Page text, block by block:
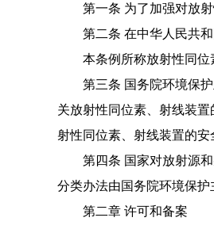
第一条 为了加强对放
第二条 在中华人民共
本条例所称放射性同位
第三条 国务院环境保
关放射性同位素、射线装置
射性同位素、射线装置的
第四条 国家对放射源
分类办法由国务院环境保护
第二章 许可和备案